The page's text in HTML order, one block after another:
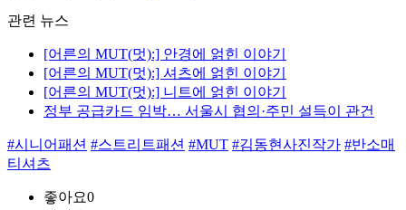
관련 뉴스
[어른의 MUT(멋):] 안경에 얽힌 이야기
[어른의 MUT(멋):] 셔츠에 얽힌 이야기
[어른의 MUT(멋):] 니트에 얽힌 이야기
정부 공급카드 임박… 서울시 협의·주민 설득이 관건
#시니어패션 #스트리트패션 #MUT #김동현사진작가 #반소매
티셔츠
좋아요0